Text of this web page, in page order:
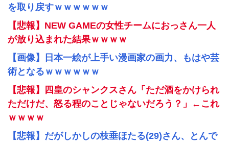
を取り戻すｗｗｗｗｗｗ
【悲報】NEW GAMEの女性チームにおっさん一人
が放り込まれた結果ｗｗｗｗ
【画像】日本一絵が上手い漫画家の画力、もはや芸
術となるｗｗｗｗｗｗ
【悲報】四皇のシャンクスさん「ただ酒をかけられ
ただけだ、怒る程のことじゃないだろう？」←これ
ｗｗｗｗ
【悲報】だがしかしの枝垂ほたる(29)さん、とんで